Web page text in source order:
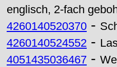
englisch, 2-fach
4260140520370 -
4260140524552 -
4051435036467 -